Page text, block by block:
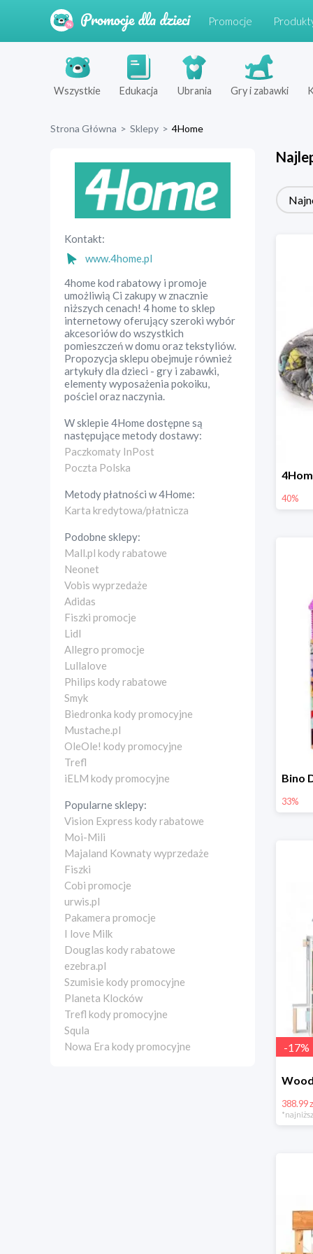
Promocje
Wszystkie Edukacja Ubrania Gry i zabawki
Strona Główna > Sklepy > 4Home
Kontakt:
www.4home.pl
4home kod rabatowy i promoje
umożliwią Ci zakupy w znacznie
niższych cenach! 4 home to sklep
internetowy oferujący szeroki wybór
akcesoriów do wszystkich
pomieszczeń w domu oraz tekstyliów.
Propozycja sklepu obejmuje również
artykuły dla dzieci - gry i zabawki,
elementy wyposażenia pokoiku,
pościel oraz naczynia.
W sklepie4Homedostępne są
następujące metody dostawy:
Paczkomaty InPost
Poczta Polska
Metody płatności w4Home:
Karta kredytowa/płatnicza
Podobne sklepy:
Mall.pl kody rabatowe
Neonet
Vobis wyprzedaże
Adidas
Fiszki promocje
Lidl
Allegro promocje
Lullalove
Philips kody rabatowe
Smyk
Biedronka kody promocyjne
Mustache.pl
OleOle! kody promocyjne
Trefl
iELM kody promocyjne
Popularne sklepy:
Vision Express kody rabatowe
Moi-Mili
Majaland Kownaty wyprzedaże
Fiszki
Cobi promocje
urwis.pl
Pakamera promocje
I love Milk
Douglas kody rabatowe
ezebra.pl
Szumisie kody promocyjne
Planeta Klocków
Trefl kody promocyjne
Squla
Nowa Era kody promocyjne
40%
33%
-17%
388.99